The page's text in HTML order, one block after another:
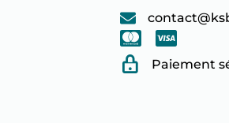
Paiement